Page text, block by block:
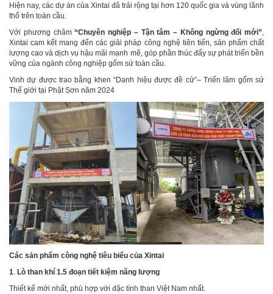
Hiện nay, các dự án của Xintai đã trải rộng tại hơn 120 quốc gia và vùng lãnh
thổ trên toàn cầu.
Với phương châm “Chuyên nghiệp – Tận tâm – Không ngừng đổi mới”,
Xintai cam kết mang đến các giải pháp công nghệ tiên tiến, sản phẩm chất
lượng cao và dịch vụ hậu mãi mạnh mẽ, góp phần thúc đẩy sự phát triển bền
vững của ngành công nghiệp gốm sứ toàn cầu.
Vinh dự được trao bằng khen “Danh hiệu được đề cử”– Triển lãm gốm sứ
Thế giới tại Phật Sơn năm 2024
Các sản phẩm công nghệ tiêu biểu của Xintai
1. Lò than khí 1.5 đoạn tiết kiệm năng lượng
Thiết kế mới nhất, phù hợp với đặc tính than Việt Nam nhất.